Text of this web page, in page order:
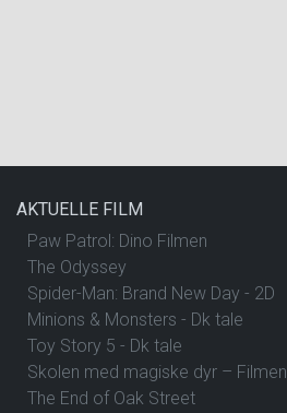
AKTUELLE FILM
Paw Patrol: Dino Filmen
The Odyssey
Spider-Man: Brand New Day - 2D
Minions & Monsters - Dk tale
Toy Story 5 - Dk tale
Skolen med magiske dyr – Filmen
The End of Oak Street